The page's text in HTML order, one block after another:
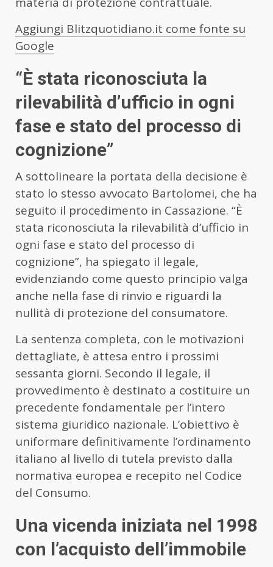
Aggiungi Blitzquotidiano.it come fonte su
Google
“È stata riconosciuta la
rilevabilità d’ufficio in ogni
fase e stato del processo di
cognizione”
A sottolineare la portata della decisione è
stato lo stesso avvocato Bartolomei, che ha
seguito il procedimento in Cassazione. “È
stata riconosciuta la rilevabilità d’ufficio in
ogni fase e stato del processo di
cognizione”, ha spiegato il legale,
evidenziando come questo principio valga
anche nella fase di rinvio e riguardi la
nullità di protezione del consumatore.
La sentenza completa, con le motivazioni
dettagliate, è attesa entro i prossimi
sessanta giorni. Secondo il legale, il
provvedimento è destinato a costituire un
precedente fondamentale per l’intero
sistema giuridico nazionale. L’obiettivo è
uniformare definitivamente l’ordinamento
italiano al livello di tutela previsto dalla
normativa europea e recepito nel Codice
del Consumo.
Una vicenda iniziata nel 1998
con l’acquisto dell’immobile